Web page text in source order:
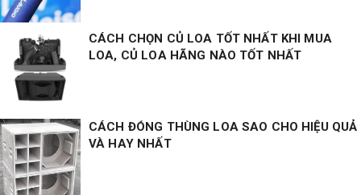
CÁCH CHỌN CỦ LOA TỐT NHẤT KHI MUA
LOA, CỦ LOA HÃNG NÀO TỐT NHẤT
CÁCH ĐÓNG THÙNG LOA SAO CHO HIỆU QUẢ
VÀ HAY NHẤT